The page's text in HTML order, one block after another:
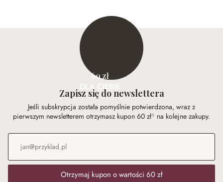
60 zł
DLA CIEBIE
Zapisz się do newslettera
Jeśli subskrypcja została pomyślnie potwierdzona, wraz z
pierwszym newsletterem otrzymasz kupon 60 zł¹ na kolejne zakupy.
Adres e-mail
Otrzymaj kupon o wartości 60 zł